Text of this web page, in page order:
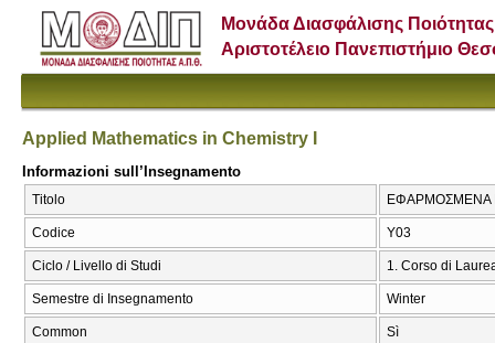
Μονάδα Διασφάλισης Ποιότητας
Αριστοτέλειο Πανεπιστήμιο
Applied Mathematics in Chemistry I
Informazioni sull’Insegnamento
Titolo ΕΦΑΡΜΟΣΜΕΝΑ
Codice Υ03
Ciclo / Livello di Studi 1. Corso di
Semestre di Insegnamento Winter
Common Sì